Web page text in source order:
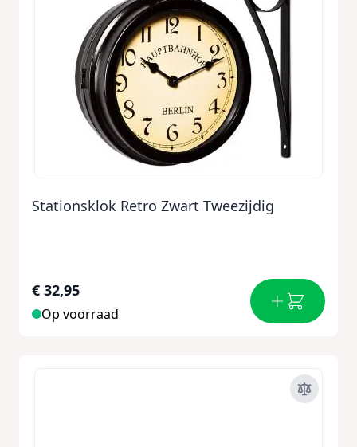
Stationsklok Retro Zwart Tweezijdig
€ 32,95
Op voorraad